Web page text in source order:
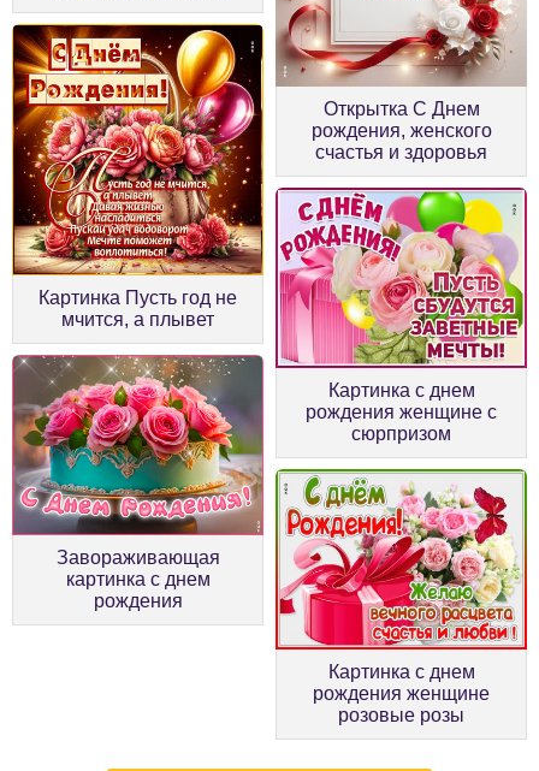
Открытка С Днем
рождения, женского
счастья и здоровья
Картинка Пусть год не
мчится, а плывет
Картинка с днем
рождения женщине с
сюрпризом
Завораживающая
картинка с днем
рождения
Картинка с днем
рождения женщине
розовые розы